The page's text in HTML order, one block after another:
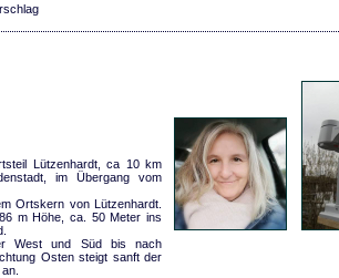
Lützenhardt, ca 10 km
im Übergang vom
Ortskern von Lützenhardt.
m Höhe, ca. 50 Meter ins
West und Süd bis nach
Osten steigt sanft der